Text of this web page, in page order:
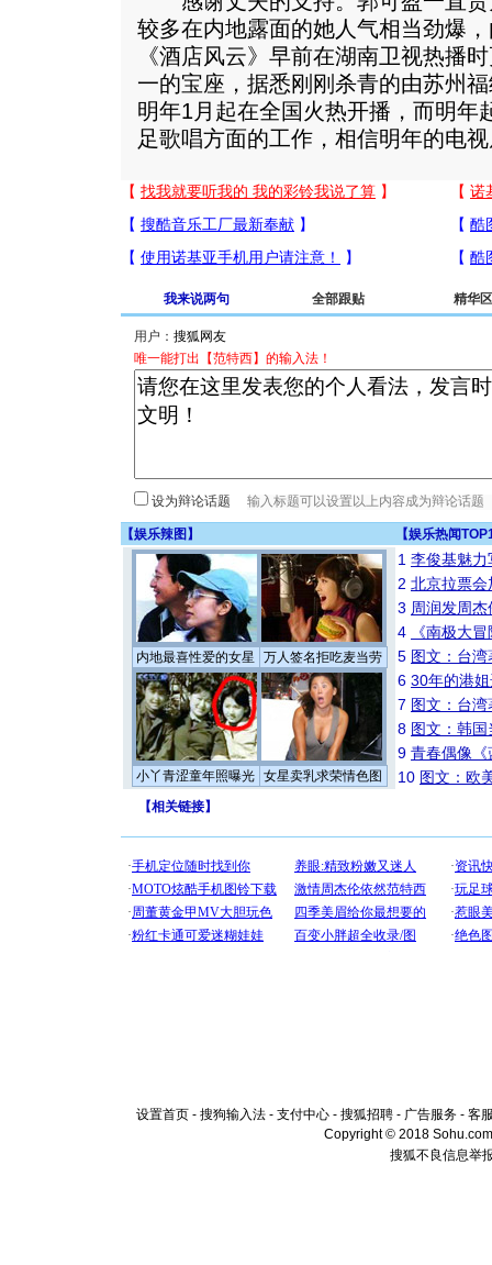
较多在内地露面的她人气相当劲爆
《酒店风云》早前在湖南卫视热播
一的宝座，据悉刚刚杀青的由苏州
明年1月起在全国火热开播，而明年
足歌唱方面的工作，相信明年的电
我来说两句 全部跟贴 精华区
用户：
唯一能打出【范特西】的输入法！
设为辩论话题
【娱乐辣图 】 【娱乐热闻
内地最喜性爱的女星 万人签名拒吃麦当劳
小丫青涩童年照曝光 女星卖乳求荣情色图
1 李俊基魅力
2 北京拉票
3 周润发周
4
《南极大
5 图文：台
6 30年的港
7 图文：台
8 图文：韩
9 青春偶像《
10 图文：欧
【相关链接】
设置首页 - 搜狗输入法 - 支付中心 - 搜狐招聘 - 广告服务 - 客
Copyright © 2018
搜狐不良信息举